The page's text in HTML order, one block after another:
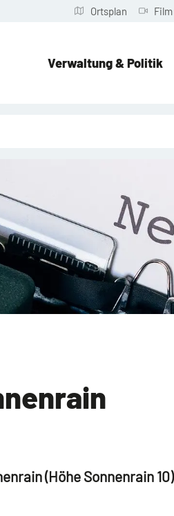
Ortsplan
Verwaltung & Politik
(Höhe Sonnenrain